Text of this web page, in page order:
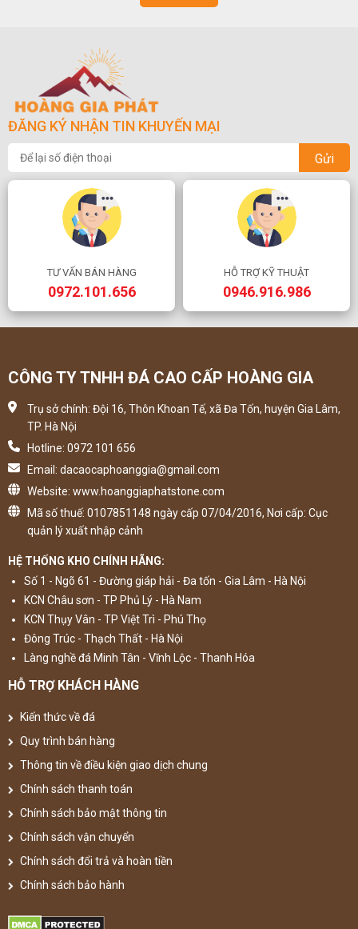
ĐĂNG KÝ NHẬN TIN KHUYẾN MẠI
Gửi
TƯ VẤN BÁN HÀNG
0972.101.656
HỖ TRỢ KỸ THUẬT
0946.916.986
CÔNG TY TNHH ĐÁ CAO CẤP HOÀNG GIA
Trụ sở chính: Đội 16, Thôn Khoan Tế, xã Đa Tốn, huyện Gia Lâm,
TP. Hà Nội
Hotline: 0972 101 656
Email: dacaocaphoanggia@gmail.com
Website: www.hoanggiaphatstone.com
Mã số thuế: 0107851148 ngày cấp 07/04/2016, Nơi cấp: Cục
quản lý xuất nhập cảnh
HỆ THỐNG KHO CHÍNH HÃNG:
Số 1 - Ngõ 61 - Đường giáp hải - Đa tốn - Gia Lâm - Hà Nội
KCN Châu sơn - TP Phủ Lý - Hà Nam
KCN Thụy Vân - TP Việt Trì - Phú Thọ
Đông Trúc - Thạch Thất - Hà Nội
Làng nghề đá Minh Tân - Vĩnh Lộc - Thanh Hóa
HỖ TRỢ KHÁCH HÀNG
Kiến thức về đá
Quy trình bán hàng
Thông tin về điều kiện giao dịch chung
Chính sách thanh toán
Chính sách bảo mật thông tin
Chính sách vận chuyển
Chính sách đổi trả và hoàn tiền
Chính sách bảo hành